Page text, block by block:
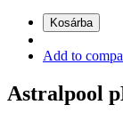
Kosárba
Add to
Astralpool